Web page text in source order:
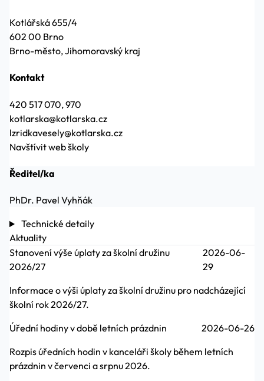
Kotlářská 655/4
602 00 Brno
Brno-město, Jihomoravský kraj
Kontakt
420 517 070, 970
kotlarska@kotlarska.cz
lzridkavesely@kotlarska.cz
Navštívit web školy
Ředitel/ka
PhDr. Pavel Vyhňák
Technické detaily
Aktuality
Stanovení výše úplaty za školní družinu
2026/27
2026-06-
29
Informace o výši úplaty za školní družinu pro nadcházející
školní rok 2026/27.
Úřední hodiny v době letních prázdnin
2026-06-26
Rozpis úředních hodin v kanceláři školy během letních
prázdnin v červenci a srpnu 2026.